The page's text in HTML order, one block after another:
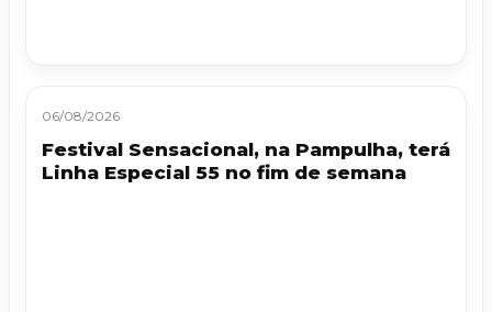
06/08/2026
Festival Sensacional, na Pampulha, terá
Linha Especial 55 no fim de semana